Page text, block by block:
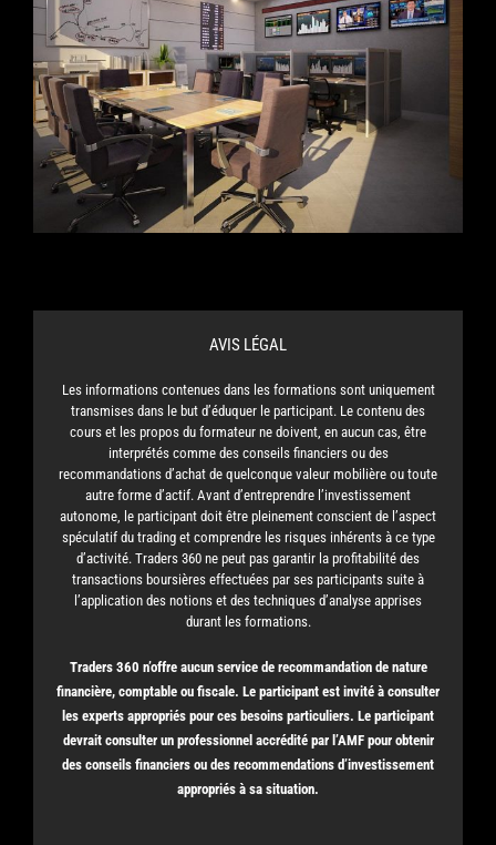
AVIS LÉGAL
Les informations contenues dans les formations sont uniquement
transmises dans le but d’éduquer le participant. Le contenu des
cours et les propos du formateur ne doivent, en aucun cas, être
interprétés comme des conseils financiers ou des
recommandations d’achat de quelconque valeur mobilière ou toute
autre forme d’actif. Avant d’entreprendre l’investissement
autonome, le participant doit être pleinement conscient de l’aspect
spéculatif du trading et comprendre les risques inhérents à ce type
d’activité. Traders 360 ne peut pas garantir la profitabilité des
transactions boursières effectuées par ses participants suite à
l’application des notions et des techniques d’analyse apprises
durant les formations.
Traders 360 n’offre aucun service de recommandation de nature
financière, comptable ou fiscale. Le participant est invité à consulter
les experts appropriés pour ces besoins particuliers. Le participant
devrait consulter un professionnel accrédité par l’AMF pour obtenir
des conseils financiers ou des recommendations d’investissement
appropriés à sa situation.